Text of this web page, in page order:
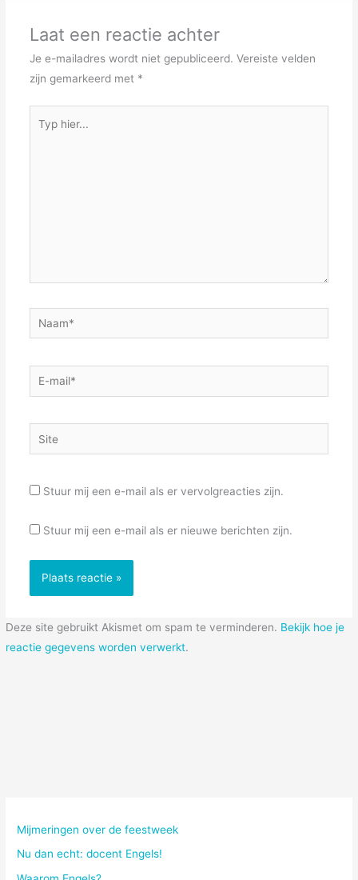
Laat een reactie achter
Je e-mailadres wordt niet gepubliceerd. Vereiste velden
zijn gemarkeerd met *
hier...
Naam*
E-
mail*
Site
Stuur mij een e-mail als er vervolgreacties zijn.
Stuur mij een e-mail als er nieuwe berichten zijn.
Deze site gebruikt Akismet om spam te verminderen. Bekijk hoe je
reactie gegevens worden verwerkt.
Mijmeringen over de feestweek
Nu dan echt: docent Engels!